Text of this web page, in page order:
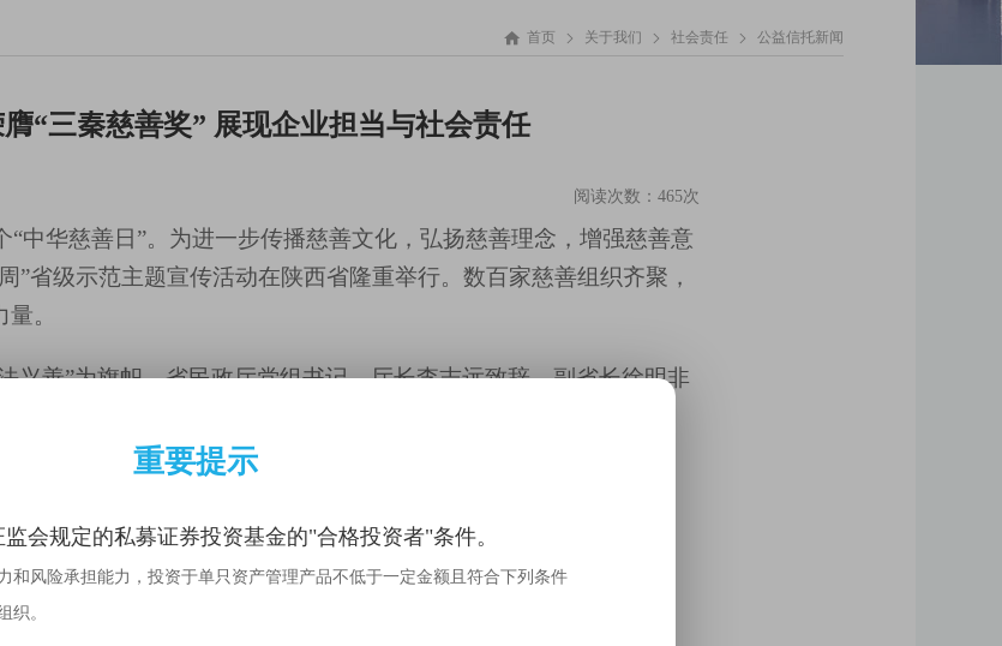
 首页  关于我们  社会责任  公益信托新闻
“三秦慈善奖” 展现企业担当与社会责任
阅读次数：465次
“中华慈善日”。 为进一步传播慈善文化 ， 弘扬慈善理念 ， 增强慈善意
”省级示范主题宣传活动在陕西省隆重举行。数百家慈善组织齐聚，
。
兴善”为旗帜，省民政厅党组书记、厅长李志远致辞，副省长徐明非
重要提示
会规定的私募证券投资基金的"合格投资者"条件。
和风险承担能力，投资于单只资产管理产品不低于一定金额且符合下列条件
织。